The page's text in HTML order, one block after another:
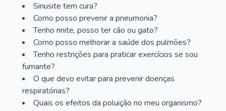
Sinusite tem cura?
Como posso prevenir a pneumonia?
Tenho rinite, posso ter cão ou gato?
Como posso melhorar a saúde dos pulmões?
Tenho restrições para praticar exercícios se sou
fumante?
O que devo evitar para prevenir doenças
respiratórias?
Quais os efeitos da poluição no meu organismo?